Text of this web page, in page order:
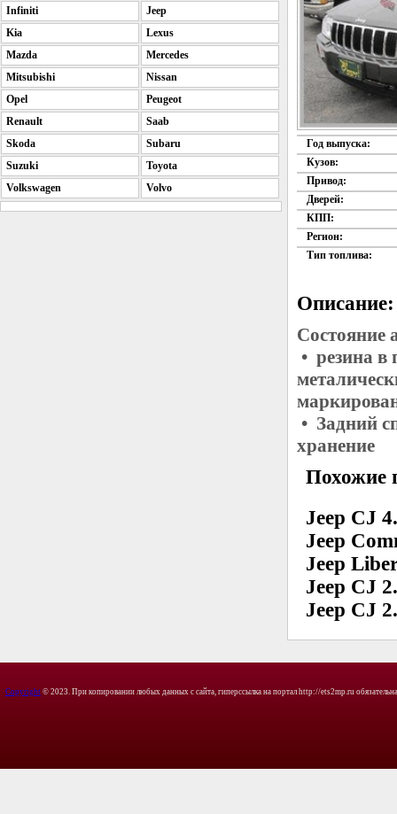
Год выпуска:
Кузов:
Привод:
Дверей:
КПП:
Регион:
Тип топлива:
Описание:
Состояние
• резина
• Задний
хранение
Похожие
Jeep CJ
Jeep
Jeep
Jeep CJ
Jeep CJ
Infiniti
Jeep
Kia
Lexus
Mazda
Mercedes
Mitsubishi
Nissan
Opel
Peugeot
Renault
Saab
Skoda
Subaru
Suzuki
Toyota
Volkswagen
Volvo
Copyright © 2023. При копировании любых данных с сайта, гиперссылка на портал http://ets2mp.ru